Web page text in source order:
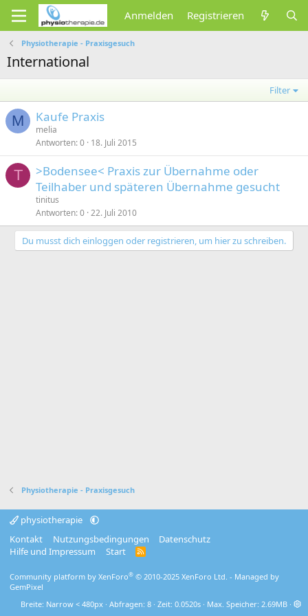
Anmelden Registrieren
Physiotherapie - Praxisgesuch
International
Filter
M Kaufe Praxis
melia
Antworten 0 18. Juli 2015
T
>Bodensee< Praxis zur Übernahme oder
Teilhaber und späteren Übernahme gesucht
tinitus
Antworten 0 22. Juli 2010
Du musst dich einloggen oder registrieren, um hier zu schreiben.
Physiotherapie - Praxisgesuch
physiotherapie
Kontakt
Nutzungsbedingungen
Datenschutz
Hilfe und Impressum
Start
R
Community platform by XenForo® © 2010-2025 XenForo Ltd. - Managed by
GemPixel
Breite
Abfragen 8 Zeit 0.0520s Max. Speicher 2.69MB